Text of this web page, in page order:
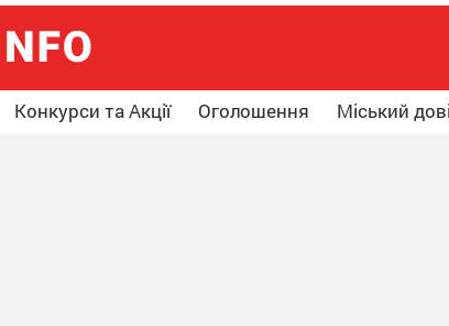
Конкурси та Акції Оголошення Міський